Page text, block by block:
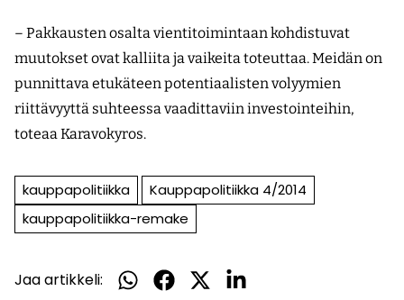
– Pakkausten osalta vientitoimintaan kohdistuvat
muutokset ovat kalliita ja vaikeita toteuttaa. Meidän on
punnittava etukäteen potentiaalisten volyymien
riittävyyttä suhteessa vaadittaviin investointeihin,
toteaa Karavokyros.
kauppapolitiikka
Kauppapolitiikka 4/2014
kauppapolitiikka-remake
Jaa artikkeli:
Jaa
Jaa
Jaa
Jaa